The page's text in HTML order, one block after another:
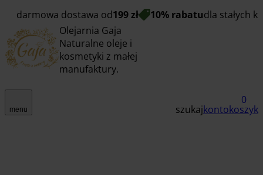
darmowa dostawa od199 zł 10% rabatudla stałych
Olejarnia Gaja
Naturalne oleje i
kosmetyki z małej
manufaktury.
menu szukajkonto
0
koszyk